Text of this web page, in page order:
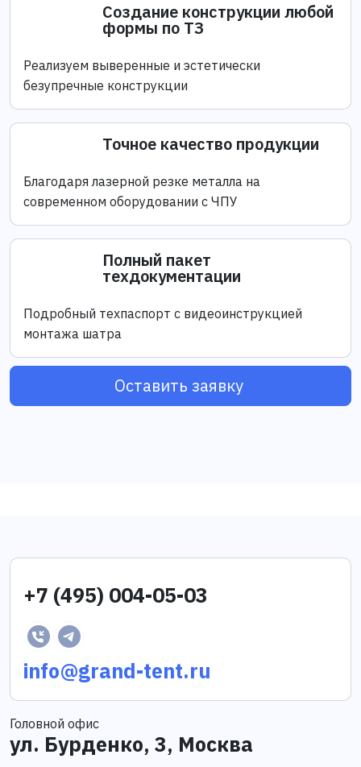
Создание конструкции любой
формы по ТЗ
Реализуем выверенные и эстетически
безупречные конструкции
Точное качество продукции
Благодаря лазерной резке металла на
современном оборудовании с ЧПУ
Полный пакет
техдокументации
Подробный техпаспорт с видеоинструкцией
монтажа шатра
Оставить заявку
+7 (495) 004-05-03
info@grand-tent.ru
Головной офис
ул. Бурденко, 3, Москва